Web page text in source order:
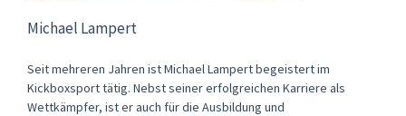
Michael Lampert
Seit mehreren Jahren ist Michael Lampert begeistert im
Kickboxsport tätig. Nebst seiner erfolgreichen Karriere als
Wettkämpfer, ist er auch für die Ausbildung und